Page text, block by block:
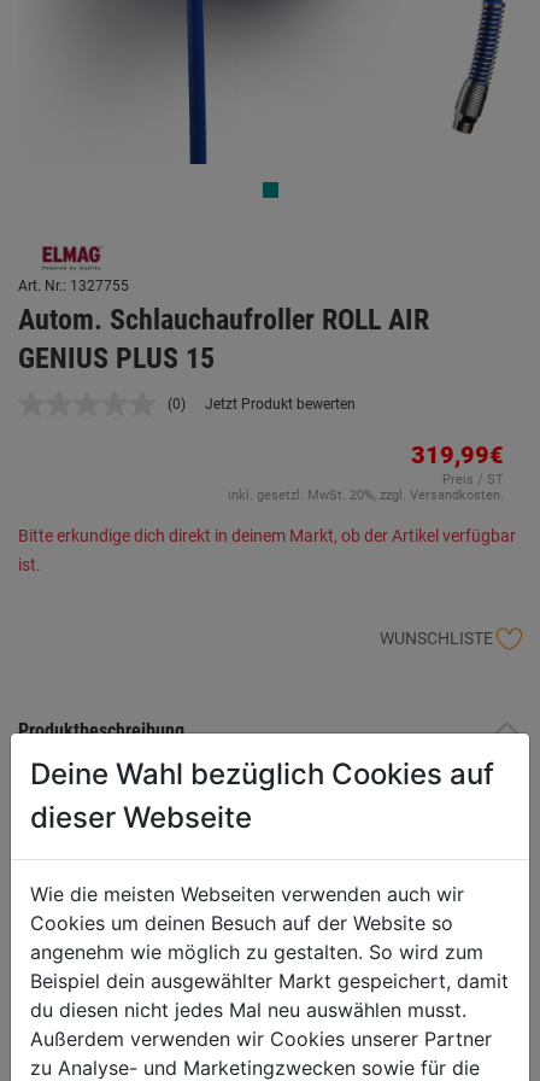
Art. Nr.: 1327755
Autom. Schlauchaufroller ROLL AIR
GENIUS PLUS 15
Kein
derselben
(0) Jetzt Produkt bewerten
319,99€
Preis / ST
inkl. gesetzl. MwSt. 20%, zzgl. Versandkosten.
Bitte erkundige dich direkt in deinem Markt, ob der Artikel verfügbar
ist.
WUNSCHLISTE
Produktbeschreibung
Geschlossenes Kunststoffgehäuse, Robust und schlagfest,
Schwenkbares Gehäuse auf stabiler Wand-/Deckenaufhängung
Blockiervorrichtung, Schlauchführungsrollen bei Trommeleingang,
Inkl. Stahl-Kupplung HIGH-FLOW und Stahl-Stecknippel,
Automatische Rücklaufbremse SLOW MOTION verbaut
Schlauchqualität: PU, Schlauch-Ø innen x außen: 10x15 mm,
Schlauchlänge: 15 m, Schlauchlänge Zuleitung: 2 m, Max.
Arbeitsdruck: 15 bar, Gewicht 5,6 kg
Deine Wahl bezüglich Cookies auf
dieser Webseite
Wie die meisten Webseiten verwenden auch wir
Cookies um deinen Besuch auf der Website so
angenehm wie möglich zu gestalten. So wird zum
Beispiel dein ausgewählter Markt gespeichert, damit
du diesen nicht jedes Mal neu auswählen musst.
Außerdem verwenden wir Cookies unserer Partner
zu Analyse- und Marketingzwecken sowie für die